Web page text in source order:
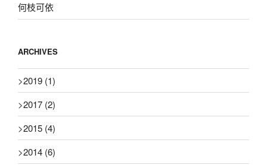
何枝可依
ARCHIVES
>2019 (1)
>2017 (2)
>2015 (4)
>2014 (6)